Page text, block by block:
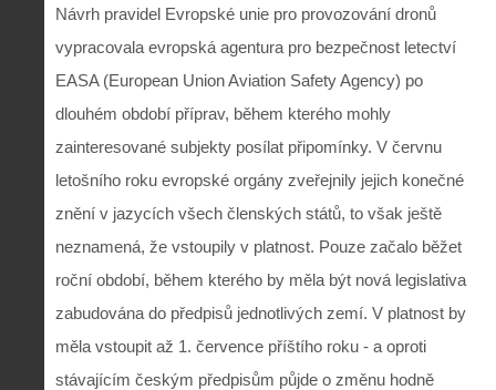
Návrh pravidel Evropské unie pro provozování dronů
vypracovala evropská agentura pro bezpečnost letectví
EASA (European Union Aviation Safety Agency) po
dlouhém období příprav, během kterého mohly
zainteresované subjekty posílat připomínky. V červnu
letošního roku evropské orgány zveřejnily jejich konečné
znění v jazycích všech členských států, to však ještě
neznamená, že vstoupily v platnost. Pouze začalo běžet
roční období, během kterého by měla být nová legislativa
zabudována do předpisů jednotlivých zemí. V platnost by
měla vstoupit až 1. července příštího roku - a oproti
stávajícím českým předpisům půjde o změnu hodně